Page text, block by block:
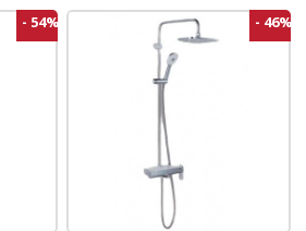
- 54% - 46%